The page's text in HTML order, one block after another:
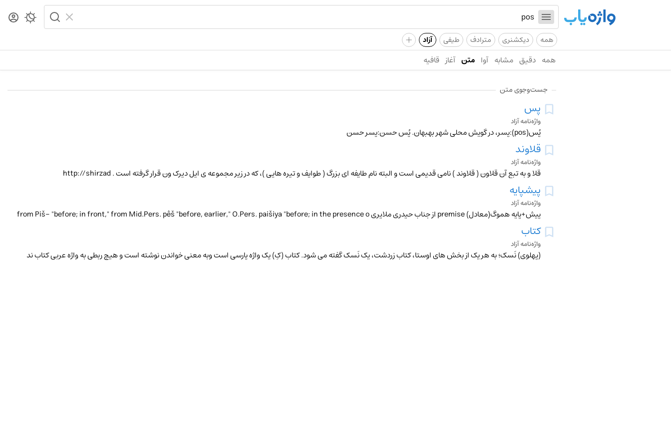
همه دیکشنری مترادف طیفی آزاد +
همه دقیق مشابه آوا متن آغاز قافیه
جست‌وجوی متن
پس
واژه‌نامه آزاد
پُس(pos):پسر، در گویش محلی شهر بهبهان. پُس حسن:پسر حسن
قلاوند
واژه‌نامه آزاد
قلا و به تبع آن قلاون ( قلاوند ) نامی قدیمی است و البته نام طایفه ای بزرگ ( طوایف و تیره هایی )، که در زیر مجموعه ی ایل دیرک ون قرار گرفته است . http://shirzad
پیشپایه
واژه‌نامه آزاد
پیش+پایه هموگ(معادل) premise از جناب حیدری ملایری from Piš- "before; in front," from Mid.Pers. pêš "before, earlier," O.Pers. paišiya "before; in the presence o
کتاب
واژه‌نامه آزاد
(پهلوی) نَسک؛ به هر یک از بخش های اوستا، کتاب زردشت، یک نَسک گفته می شود. کتاب (کِ) یک واژه پارسی است وبه معنی خواندن نوشته است و هیچ ربطی به واژه عربی کتاب ند